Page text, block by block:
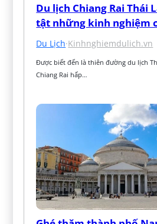
Du lịch Chiang Rai Thái
tật những kinh nghiệm
Du Lịch·Kinhnghiemdulich.vn
Được biết đến là thiên đường du lịch
Chiang Rai hấp…